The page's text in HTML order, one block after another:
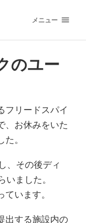
メニュー
のユー
フリードスパイ
、お休みをいた
。
、その後ディ
ました。
います。
出する施設内の